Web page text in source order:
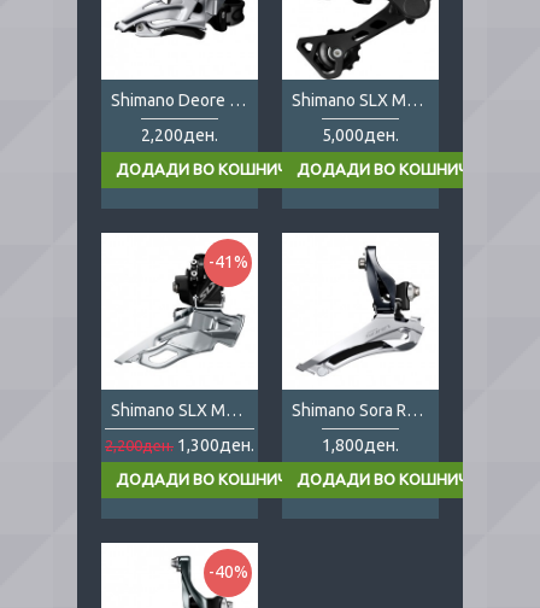
Shimano Deore M618 2x10
2,200ден.
Shimano SLX M7000 11s
5,000ден.
Shimano SLX M7005 3x10
-41%
2,200ден. 1,300ден.
Shimano Sora R3000 2x9
1,800ден.
-40%